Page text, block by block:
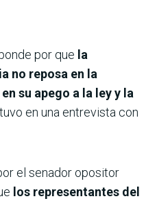
por que la
no reposa en la
su apego a la ley y la
en una entrevista con
el senador opositor
los representantes del